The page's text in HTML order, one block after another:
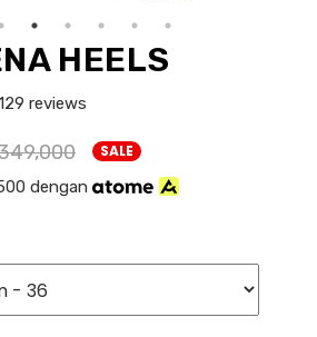
HEELS
reviews
SALE
dengan